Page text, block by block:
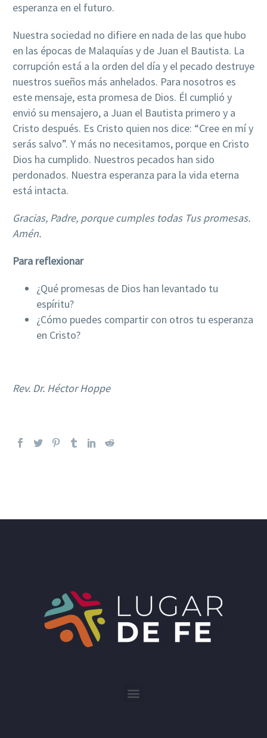
esperanza en el futuro.
Nuestra sociedad no difiere en nada de las que hubo
en las épocas de Malaquías y de Juan el Bautista. La
corrupción está a la orden del día y el pecado destruye
nuestros sueños más anhelados. Para nosotros es
este mensaje, esta promesa de Dios. Él cumplió y
envió su mensajero, a Juan el Bautista primero y a
Cristo después. Es Cristo quien nos dice: “Cree en mí y
serás salvo”. Y más no necesitamos, porque en Cristo
Dios ha cumplido. Nuestros pecados han sido
perdonados. Nuestra esperanza para la vida eterna
está intacta.
Gracias, Padre, porque cumples todas Tus promesas.
Amén.
Para reflexionar
¿Qué promesas de Dios han levantado tu
espíritu?
¿Cómo puedes compartir con otros tu esperanza
en Cristo?
Rev. Dr. Héctor Hoppe